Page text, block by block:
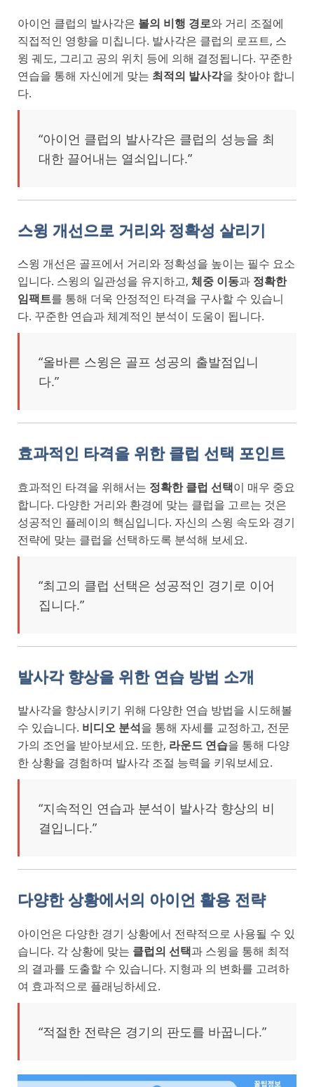
아이언 클럽의 발사각은 볼의 비행 경로와 거리 조절에
직접적인 영향을 미칩니다. 발사각은 클럽의 로프트, 스
윙 궤도, 그리고 공의 위치 등에 의해 결정됩니다. 꾸준한
연습을 통해 자신에게 맞는 최적의 발사각을 찾아야 합니
다.
“아이언 클럽의 발사각은 클럽의 성능을 최
대한 끌어내는 열쇠입니다.”
스윙 개선으로 거리와 정확성 살리기
스윙 개선은 골프에서 거리와 정확성을 높이는 필수 요소
입니다. 스윙의 일관성을 유지하고, 체중 이동과 정확한
임팩트를 통해 더욱 안정적인 타격을 구사할 수 있습니
다. 꾸준한 연습과 체계적인 분석이 도움이 됩니다.
“올바른 스윙은 골프 성공의 출발점입니
다.”
효과적인 타격을 위한 클럽 선택 포인트
효과적인 타격을 위해서는 정확한 클럽 선택이 매우 중요
합니다. 다양한 거리와 환경에 맞는 클럽을 고르는 것은
성공적인 플레이의 핵심입니다. 자신의 스윙 속도와 경기
전략에 맞는 클럽을 선택하도록 분석해 보세요.
“최고의 클럽 선택은 성공적인 경기로 이어
집니다.”
발사각 향상을 위한 연습 방법 소개
발사각을 향상시키기 위해 다양한 연습 방법을 시도해볼
수 있습니다. 비디오 분석을 통해 자세를 교정하고, 전문
가의 조언을 받아보세요. 또한, 라운드 연습을 통해 다양
한 상황을 경험하며 발사각 조절 능력을 키워보세요.
“지속적인 연습과 분석이 발사각 향상의 비
결입니다.”
다양한 상황에서의 아이언 활용 전략
아이언은 다양한 경기 상황에서 전략적으로 사용될 수 있
습니다. 각 상황에 맞는 클럽의 선택과 스윙을 통해 최적
의 결과를 도출할 수 있습니다. 지형과 의 변화를 고려하
여 효과적으로 플래닝하세요.
“적절한 전략은 경기의 판도를 바꿉니다.”